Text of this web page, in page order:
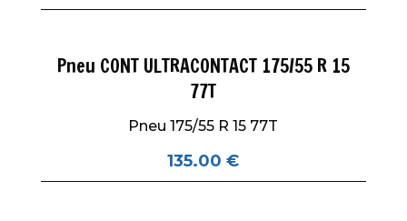
Pneu CONT ULTRACONTACT 175/55 R 15
77T
Pneu 175/55 R 15 77T
135.00€